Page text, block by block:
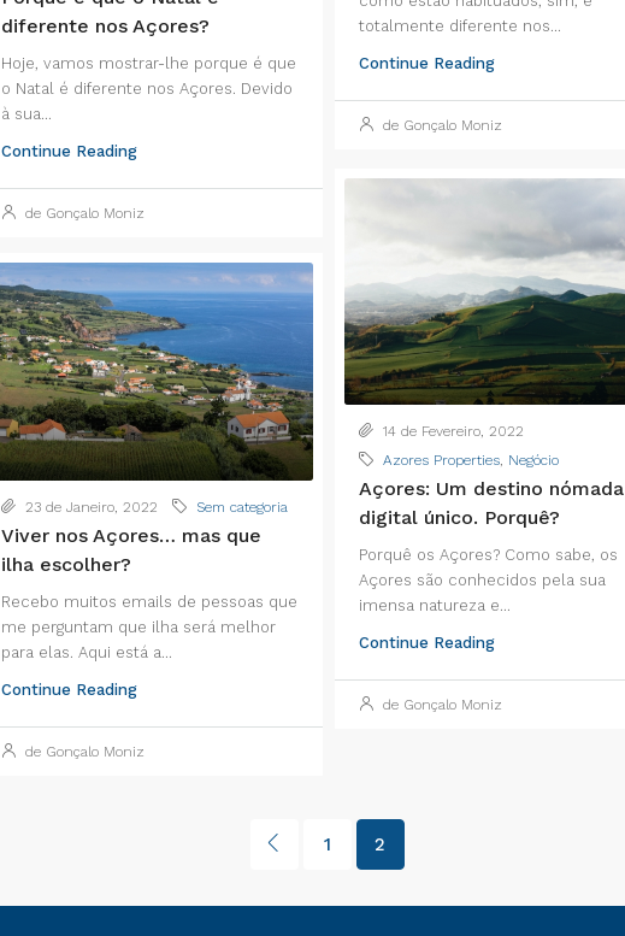
totalmente diferente nos...
Continue Reading
de Gonçalo Moniz
diferente nos Açores?
Hoje, vamos mostrar-lhe porque é que
o Natal é diferente nos Açores. Devido
à sua...
Continue Reading
de Gonçalo Moniz
14 de Fevereiro, 2022
Azores Properties Negócio
Açores: Um destino nómada
digital único. Porquê?
Porquê os Açores? Como sabe, os
Açores são conhecidos pela sua
imensa natureza e...
Continue Reading
de Gonçalo Moniz
23 de Janeiro, 2022 Sem categoria
Viver nos Açores… mas que
ilha escolher?
Recebo muitos emails de pessoas que
me perguntam que ilha será melhor
para elas. Aqui está a...
Continue Reading
de Gonçalo Moniz
1 2